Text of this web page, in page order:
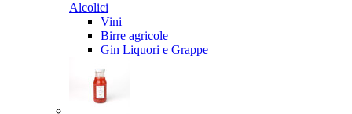
Alcolici
Vini
Birre agricole
Gin Liquori e Grappe